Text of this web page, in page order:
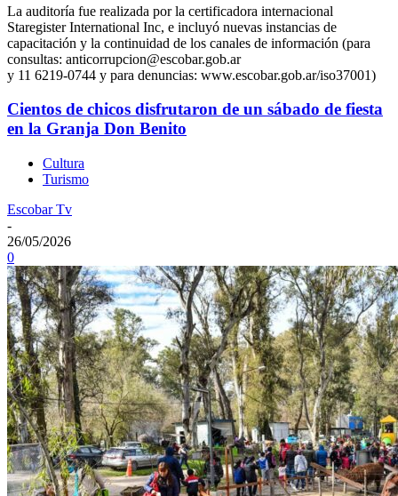
La auditoría fue realizada por la certificadora internacional
Staregister International Inc, e incluyó nuevas instancias de
capacitación y la continuidad de los canales de información (para
consultas: anticorrupcion@escobar.gob.ar
y 11 6219-0744 y para denuncias: www.escobar.gob.ar/iso37001)
Cientos de chicos disfrutaron de un sábado de fiesta
en la Granja Don Benito
Cultura
Turismo
Escobar Tv
-
26/05/2026
0